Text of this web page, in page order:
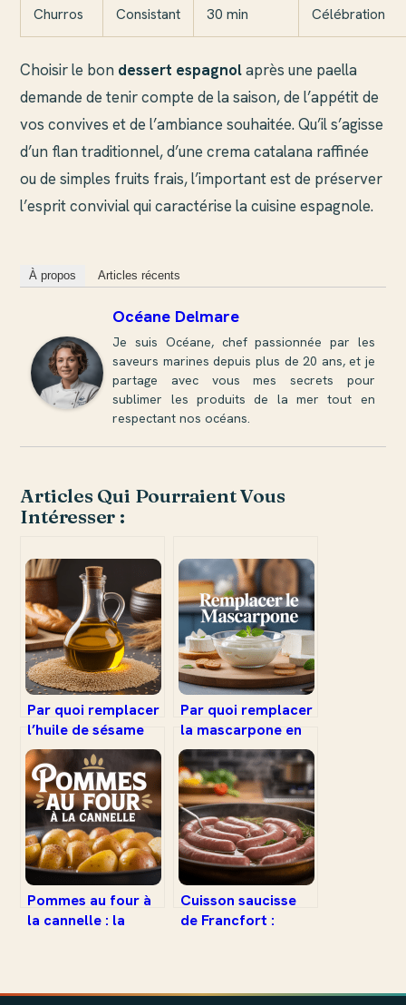
Churros Consistant 30 min Célébration
Choisir le bon dessert espagnolaprès une paella
demande de tenir compte de la saison, de l’appétit de
vos convives et de l’ambiance souhaitée. Qu’il s’agisse
d’un flan traditionnel, d’une crema catalana raffinée
ou de simples fruits frais, l’important est de préserver
l’esprit convivial qui caractérise la cuisine espagnole.
À propos Articles récents
Océane Delmare
Je suis Océane, chef passionnée par les
saveurs marines depuis plus de 20 ans, et je
partage avec vous mes secrets pour
sublimer les produits de la mer tout en
respectant nos océans.
Articles Qui Pourraient Vous
Intéresser :
Par quoi remplacer
l’huile de sésame
en cuisine :
alternatives
savoureuses et
astuces
Par quoi remplacer
la mascarpone en
cuisine :
alternatives
efficaces et astuces
Pommes au four à
la cannelle : la
Cuisson saucisse
de Francfort :